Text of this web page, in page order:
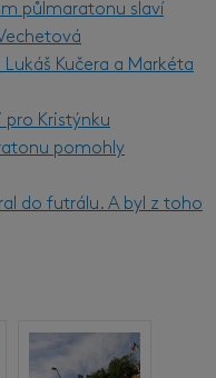
půlmaratonu slaví
Kučera a Markéta
pro Kristýnku
pomohly
do futrálu. A byl z toho